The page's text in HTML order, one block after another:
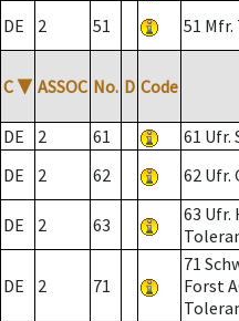
DE
2 51 51
C ▼ ASSOC No. D Code
DE 2 61 61 Ufr.
DE
2 62 62 Ufr.
DE 2 63
63 Ufr.
DE 2 71
71
Forst